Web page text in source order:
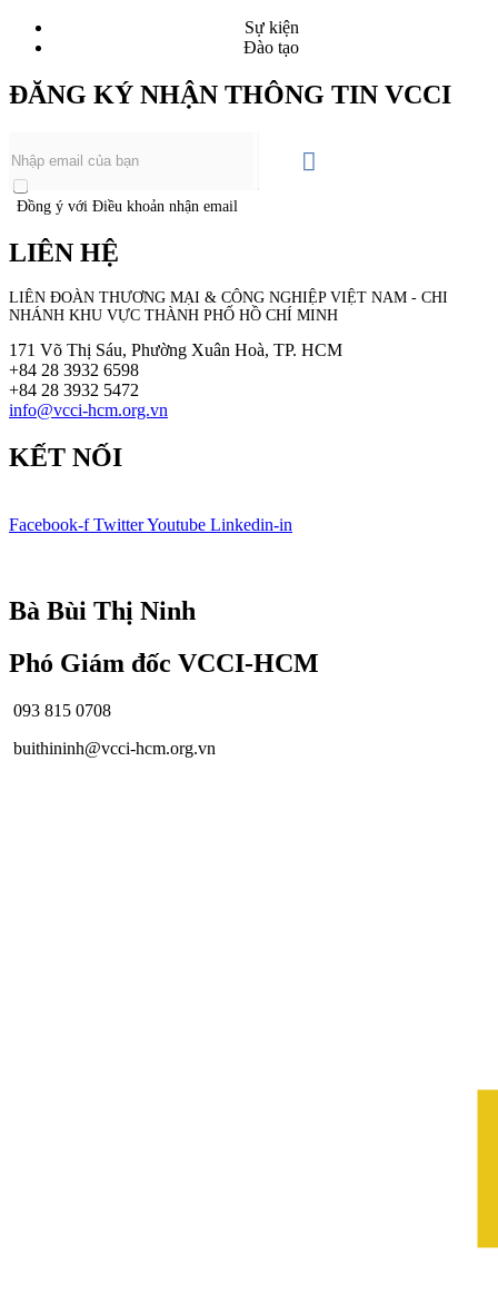
Sự kiện
Đào tạo
ĐĂNG KÝ NHẬN THÔNG TIN VCCI
Đồng ý với Điều khoản nhận email
LIÊN HỆ
LIÊN ĐOÀN THƯƠNG MẠI & CÔNG NGHIỆPVIỆT NAM - CHI
NHÁNH KHU VỰC THÀNH PHỐ HỒ CHÍ MINH
171 Võ Thị Sáu, Phường Xuân Hoà, TP. HCM
+84 28 3932 6598
+84 28 3932 5472
info@vcci-hcm.org.vn
KẾT NỐI
Facebook-f TwitterYoutube Linkedin-in
Bà Bùi Thị Ninh
Phó Giám đốc VCCI-HCM
093 815 0708
buithininh@vcci-hcm.org.vn